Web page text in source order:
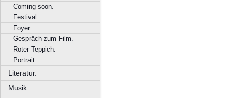
Coming soon.
Festival.
Foyer.
Gespräch zum Film.
Roter Teppich.
Portrait.
Literatur.
Musik.